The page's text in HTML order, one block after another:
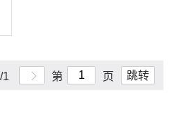
1 第 页 跳转